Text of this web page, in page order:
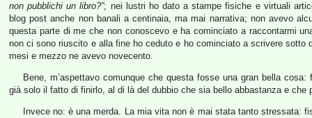
non pubblichi un libro?”; nei lustri ho dato a stampe fisiche e virtuali
blog post anche non banali a centinaia, ma mai narrativa; non avevo
questa parte di me che non conoscevo e ha cominciato a raccontarmi
non ci sono riuscito e alla fine ho ceduto e ho cominciato a scrivere sotto
mesi e mezzo ne avevo novecento.
Bene, m’aspettavo comunque che questa fosse una gran bella
già solo il fatto di finirlo, al di là del dubbio che sia bello abbastanza e
Invece no: è una merda. La mia vita non è mai stata tanto stressata: